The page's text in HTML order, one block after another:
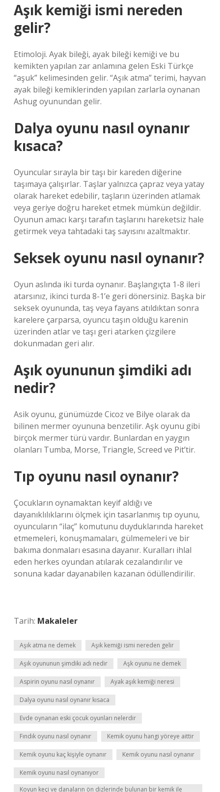
Aşık kemiği ismi nereden
gelir?
Etimoloji. Ayak bileği, ayak bileği kemiği ve bu
kemikten yapılan zar anlamına gelen Eski Türkçe
“aşuk” kelimesinden gelir. “Aşık atma” terimi, hayvan
ayak bileği kemiklerinden yapılan zarlarla oynanan
Ashug oyunundan gelir.
Dalya oyunu nasıl oynanır
kısaca?
Oyuncular sırayla bir taşı bir kareden diğerine
taşımaya çalışırlar. Taşlar yalnızca çapraz veya yatay
olarak hareket edebilir, taşların üzerinden atlamak
veya geriye doğru hareket etmek mümkün değildir.
Oyunun amacı karşı tarafın taşlarını hareketsiz hale
getirmek veya tahtadaki taş sayısını azaltmaktır.
Seksek oyunu nasıl oynanır?
Oyun aslında iki turda oynanır. Başlangıçta 1-8 ileri
atarsınız, ikinci turda 8-1’e geri dönersiniz. Başka bir
seksek oyununda, taş veya fayans atıldıktan sonra
karelere çarparsa, oyuncu taşın olduğu karenin
üzerinden atlar ve taşı geri atarken çizgilere
dokunmadan geri alır.
Aşık oyununun şimdiki adı
nedir?
Asik oyunu, günümüzde Cicoz ve Bilye olarak da
bilinen mermer oyununa benzetilir. Aşk oyunu gibi
birçok mermer türü vardır. Bunlardan en yaygın
olanları Tumba, Morse, Triangle, Screed ve Pit’tir.
Tıp oyunu nasıl oynanır?
Çocukların oynamaktan keyif aldığı ve
dayanıklılıklarını ölçmek için tasarlanmış tıp oyunu,
oyuncuların “ilaç” komutunu duyduklarında hareket
etmemeleri, konuşmamaları, gülmemeleri ve bir
bakıma donmaları esasına dayanır. Kuralları ihlal
eden herkes oyundan atılarak cezalandırılır ve
sonuna kadar dayanabilen kazanan ödüllendirilir.
Tarih: Makaleler
Aşık atma ne demek Aşık kemiği ismi nereden gelir
Aşık oyununun şimdiki adı nedir Aşk oyunu ne demek
Aspirin oyunu nasıl oynanır Ayak aşık kemiği neresi
Dalya oyunu nasıl oynanır kısaca
Evde oynanan eski çocuk oyunları nelerdir
Fındık oyunu nasıl oynanır Kemik oyunu hangi yöreye aittir
Kemik oyunu kaç kişiyle oynanır Kemik oyunu nasıl oynanır
Kemik oyunu nasıl oynanıyor
Koyun keçi ve danaların ön dizlerinde bulunan bir kemik ile